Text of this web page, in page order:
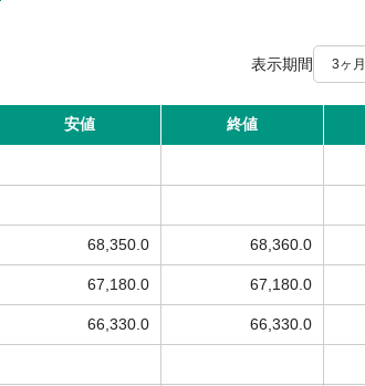
表示期間 3ヶ月
安値 終値
68,350.0 68,360.0
67,180.0 67,180.0
66,330.0 66,330.0